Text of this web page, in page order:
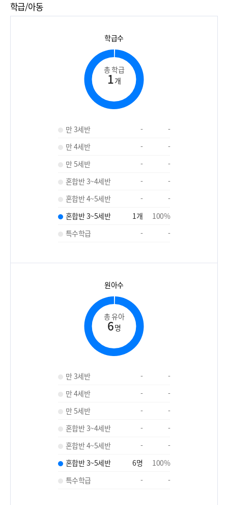
학급/아동
학급수
총 학급
1개
만 3세반 -
-
만 4세반
-
-
만 5세반
-
-
혼합반 3~4세반
-
-
혼합반 4~5세반
-
-
혼합반 3~5세반
1개 100%
특수학급
- -
원아수
총 유아
6명
만 3세반 -
-
만 4세반
-
-
만 5세반
-
-
혼합반 3~4세반
-
-
혼합반 4~5세반
-
-
혼합반 3~5세반
6명 100%
특수학급
- -